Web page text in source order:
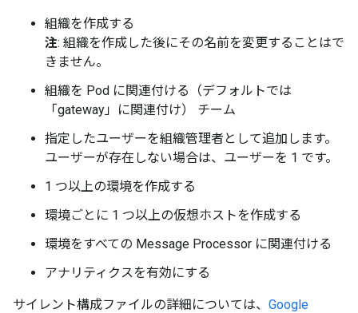
組織を作成する
注: 組織を作成した後にその名前を変更することはで
きません。
組織を Pod に関連付ける（デフォルトでは
「gateway」に関連付け） チーム
指定したユーザーを組織管理者として追加します。
ユーザーが存在しない場合は、ユーザーを 1 です。
1 つ以上の環境を作成する
環境ごとに 1 つ以上の仮想ホストを作成する
環境をすべての Message Processor に関連付ける
アナリティクスを有効にする
サイレント構成ファイルの詳細については、 Google